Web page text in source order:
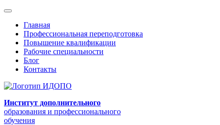
Главная
Профессиональная переподготовка
Повышение квалификации
Рабочие специальности
Блог
Контакты
Институт дополнительного
образования и профессионального
обучения